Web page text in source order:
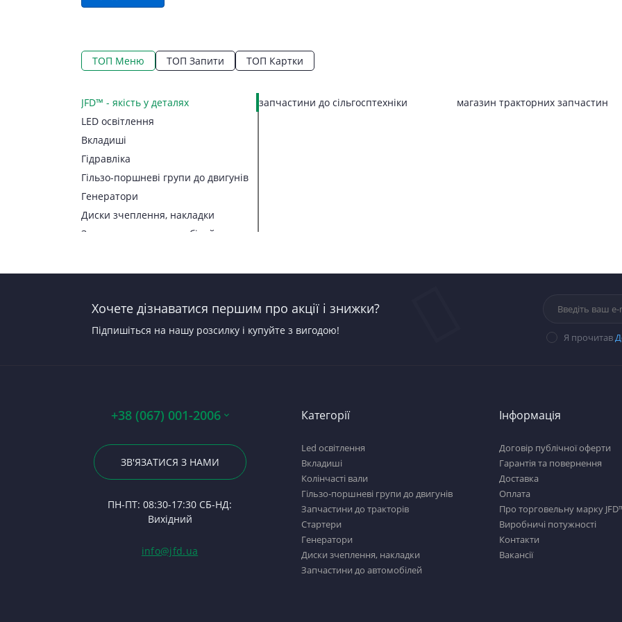
ТОП Меню ТОП Запити ТОП Картки
JFD™ - якість у деталях
LED освітлення
Вкладиші
Гідравліка
Гільзо-поршневі групи до двигунів
Генератори
Диски зчеплення, накладки
Запчастини до автомобілей
Паливна апаратура
Стартери
запчастини до сільгосптехніки магазин тракторних запчастин
Хочете дізнаватися першим про акції і знижки?
Підпишіться на нашу розсилку і купуйте з вигодою!
Я прочитав
+38 (067) 001-2006
ЗВ'ЯЗАТИСЯ З НАМИ
ПН-ПТ: 08:30-17:30 СБ-НД:
Вихідний
info@jfd.ua
Категорії
Led освітлення
Вкладиші
Колінчасті вали
Гільзо-поршневі групи до двигунів
Запчастини до тракторів
Стартери
Генератори
Диски зчеплення, накладки
Запчастини до автомобілей
Інформація
Договір публічної оферти
Гарантія та повернення
Доставка
Оплата
Про торговельну марку
Виробничі потужності
Контакти
Вакансії